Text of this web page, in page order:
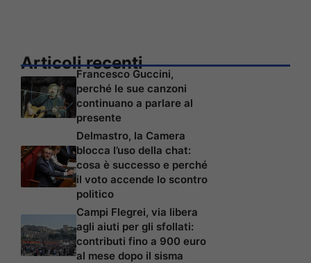
Articoli recenti
Francesco Guccini,
perché le sue canzoni
continuano a parlare al
presente
Delmastro, la Camera
blocca l’uso della chat:
cosa è successo e perché
il voto accende lo scontro
politico
Campi Flegrei, via libera
agli aiuti per gli sfollati:
contributi fino a 900 euro
al mese dopo il sisma